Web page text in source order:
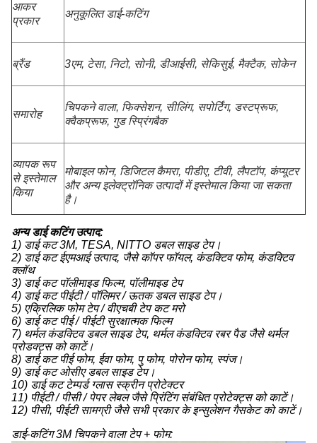
आकर
प्रकार
अनुकूलित डाई-कटिंग
ब्रैंड 3एम, टेसा, निटो, सोनी, डीआईसी, सेकिसुई, मैक्टैक, सोकेन
समारोह
चिपकने वाला, फिक्सेशन, सीलिंग, सपोर्टिंग, डस्टप्रूफ,
क्वैकप्रूफ, गुड स्प्रिंगबैक
व्यापक रूप
से इस्तेमाल
किया
मोबाइल फोन, डिजिटल कैमरा, पीडीए, टीवी, लैपटॉप, कंप्यूटर
और अन्य इलेक्ट्रॉनिक उत्पादों में इस्तेमाल किया जा सकता
है।
अन्य डाई कटिंग उत्पाद:
1) डाई कट 3M, TESA, NITTO डबल साइड टेप।
2) डाई कट ईएमआई उत्पाद, जैसे कॉपर फॉयल, कंडक्टिव फोम, कंडक्टिव
क्लॉथ
3) डाई कट पॉलीमाइड फिल्म, पॉलीमाइड टेप
4) डाई कट पीईटी / पॉलिमर / ऊतक डबल साइड टेप।
5) एक्रिलिक फोम टेप / वीएचबी टेप कट मरो
6) डाई कट पीई / पीईटी सुरक्षात्मक फिल्म
7) थर्मल कंडक्टिव डबल साइड टेप, थर्मल कंडक्टिव रबर पैड जैसे थर्मल
प्रोडक्ट्स को काटें।
8) डाई कट पीई फोम, ईवा फोम, पु फोम, पोरोन फोम, स्पंज।
9) डाई कट ओसीए डबल साइड टेप।
10) डाई कट टेम्पर्ड ग्लास स्क्रीन प्रोटेक्टर
11) पीईटी / पीसी / पेपर लेबल जैसे प्रिंटिंग संबंधित प्रोटेक्ट्स को काटें।
12) पीसी, पीईटी सामग्री जैसे सभी प्रकार के इन्सुलेशन गैसकेट को काटें।
डाई-कटिंग 3M चिपकने वाला टेप + फोम: